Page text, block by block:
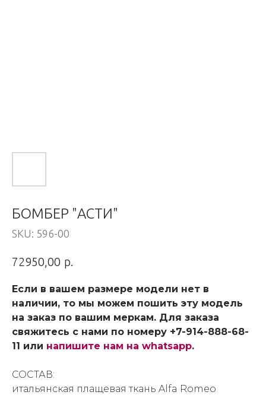
БОМБЕР "АСТИ"
SKU: 596-00
72950,00 р.
Если в вашем размере модели нет в
наличии, то мы можем пошить эту модель
на заказ по вашим меркам. Для заказа
свяжитесь с нами по номеру +7-914-888-68-
11 или напишите нам на whatsapp.
СОСТАВ:
итальянская плащевая ткань Alfa Romeo